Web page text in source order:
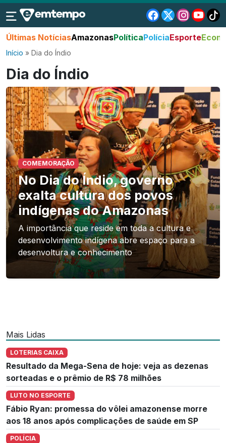
Últimas NotíciasAmazonasPolíticaPolíciaEsporte
Início » Dia do Índio
Dia do Índio
COMEMORAÇÃO
No Dia do Índio, governo
exalta cultura dos povos
indígenas do Amazonas
A importância que reside em toda a cultura e
desenvolvimento indígena abre espaço para a
desenvoltura e conhecimento
Mais Lidas
LOTERIAS CAIXA
Resultado da Mega-Sena de hoje: veja as dezenas
sorteadas e o prêmio de R$ 78 milhões
LUTO NO ESPORTE
Fábio Ryan: promessa do vôlei amazonense morre
aos 18 anos após complicações de saúde em SP
POLÍCIA